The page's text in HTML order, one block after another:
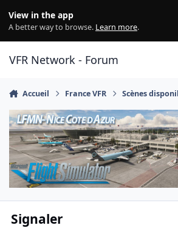
View in the app
A better way to browse. Learn more.
VFR Network - Forum
Accueil France VFR Scènes
Signaler